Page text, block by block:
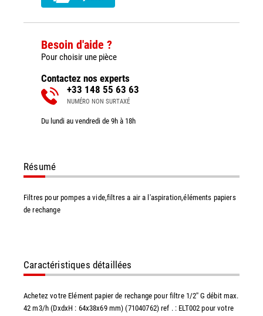
Besoin d'aide ?
Pour choisir une pièce
Contactez nos experts
+33 148 55 63 63
NUMÉRO NON SURTAXÉ
Du lundi au vendredi de 9h à 18h
Résumé
Filtres pour pompes a vide,filtres a air a l'aspiration,éléments papiers
de rechange
Caractéristiques détaillées
Achetez votre Elément papier de rechange pour filtre 1/2'' G débit max.
42 m3/h (DxdxH : 64x38x69 mm) (71040762) ref . : ELT002 pour votre